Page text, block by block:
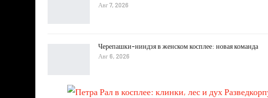
Авг 7, 2026
Черепашки-ниндзя в женском косплее: новая команда
Авг 6, 2026